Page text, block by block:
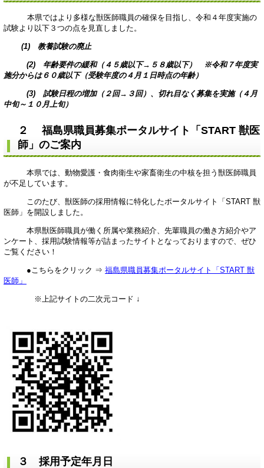
本県ではより多様な獣医師職員の確保を目指し、令和４年度実施の
試験より以下３つの点を見直しました。
(1) 教養試験の廃止
(2) 年齢要件の緩和（４５歳以下→５８歳以下） ※令和７年度実
施分からは６０歳以下（受験年度の４月１日時点の年齢）
(3) 試験日程の増加（２回→３回）、切れ目なく募集を実施（４月
中旬～１０月上旬）
２ 福島県職員募集ポータルサイト「START 獣医
師」のご案内
本県では、動物愛護・食肉衛生や家畜衛生の中核を担う獣医師職員
が不足しています。
このたび、獣医師の採用情報に特化したポータルサイト「START 獣
医師」を開設しました。
本県獣医師職員が働く所属や業務紹介、先輩職員の働き方紹介やア
ンケート、採用試験情報等が詰まったサイトとなっておりますので、ぜひ
ご覧ください！
●こちらをクリック ⇒ 福島県職員募集ポータルサイト「START 獣
医師」
※上記サイトの二次元コード ↓
３ 採用予定年月日